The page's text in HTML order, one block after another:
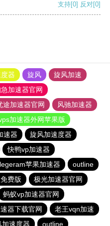
支持[0] 反对[0]
器 旋风
旋风加速
加速器官网
途加速器官网
风驰加速器
加速器外网苹果版
速器
旋风加速度器
快鸭vp加速器
苹果加速器
outline
费版
极光加速器官网
蚂蚁vp加速器官网
器下载官网
老王vqn加速
加速度器 outline